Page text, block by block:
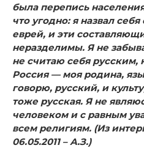
была перепись
что угодно: я назвал
еврей, и эти
неразделимы. Я не
не считаю себя русским,
Россия — моя родина,
говорю, русский, и
тоже русская. Я не
человеком и с равным
всем религиям. (Из
06.05.2011 – А.З.)